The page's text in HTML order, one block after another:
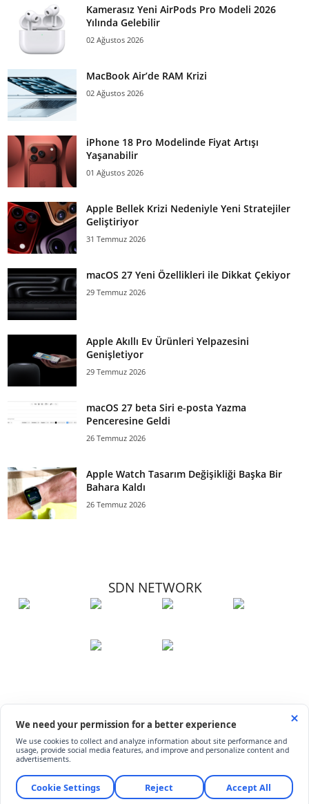
Kamerasız Yeni AirPods Pro Modeli 2026
Yılında Gelebilir
02 Ağustos 2026
MacBook Air’de RAM Krizi
02 Ağustos 2026
iPhone 18 Pro Modelinde Fiyat Artışı
Yaşanabilir
01 Ağustos 2026
Apple Bellek Krizi Nedeniyle Yeni Stratejiler
Geliştiriyor
31 Temmuz 2026
macOS 27 Yeni Özellikleri ile Dikkat Çekiyor
29 Temmuz 2026
Apple Akıllı Ev Ürünleri Yelpazesini
Genişletiyor
29 Temmuz 2026
macOS 27 beta Siri e-posta Yazma
Penceresine Geldi
26 Temmuz 2026
Apple Watch Tasarım Değişikliği Başka Bir
Bahara Kaldı
26 Temmuz 2026
SDN NETWORK
© ShiftDelete.Net